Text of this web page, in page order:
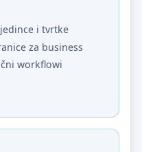
i tvrtke
za business
workflowi